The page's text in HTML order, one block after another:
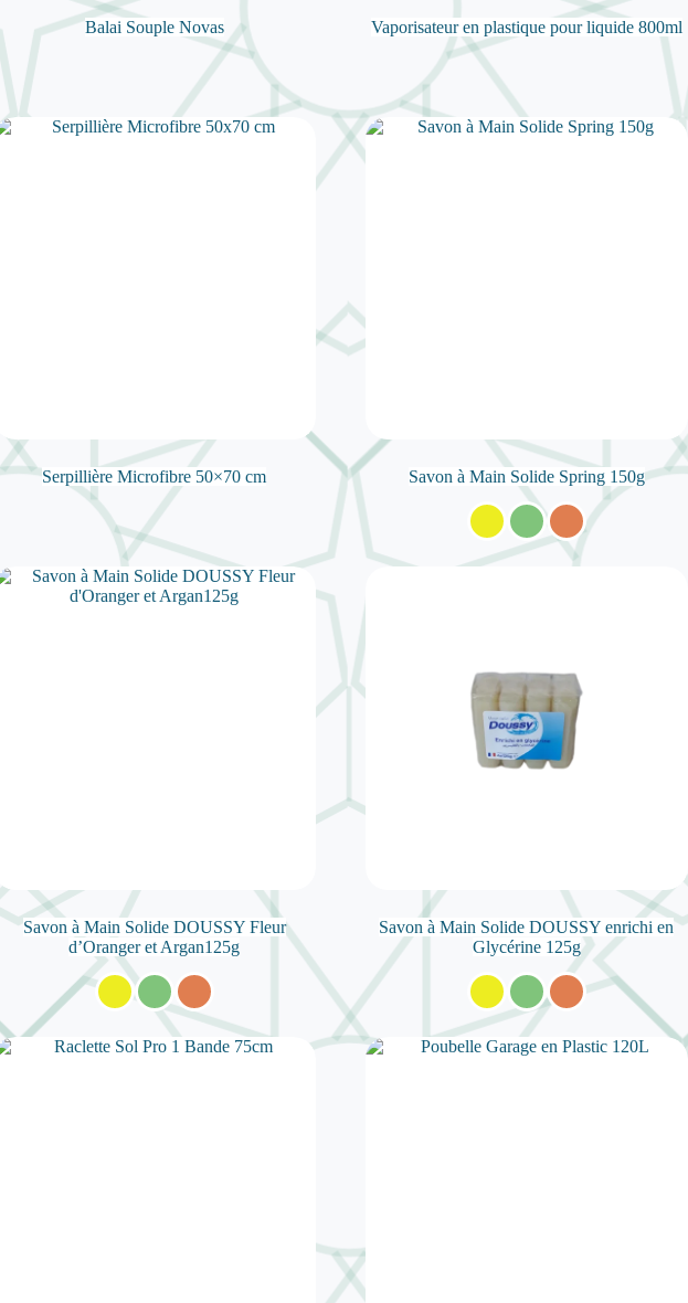
Balai Souple Novas Vaporisateur en plastique pour liquide 800ml
Serpillière Microfibre 50×70 cm Savon à Main Solide Spring 150g
Savon à Main Solide DOUSSY Fleur
d’Oranger et Argan125g
Savon à Main Solide DOUSSY enrichi en
Glycérine 125g